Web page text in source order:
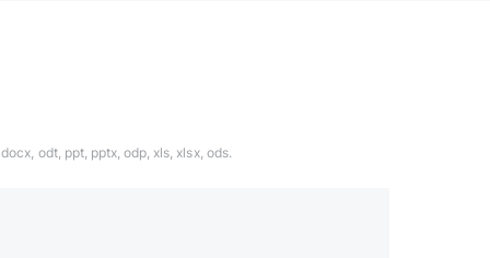
odt, ppt, pptx, odp, xls, xlsx, ods.